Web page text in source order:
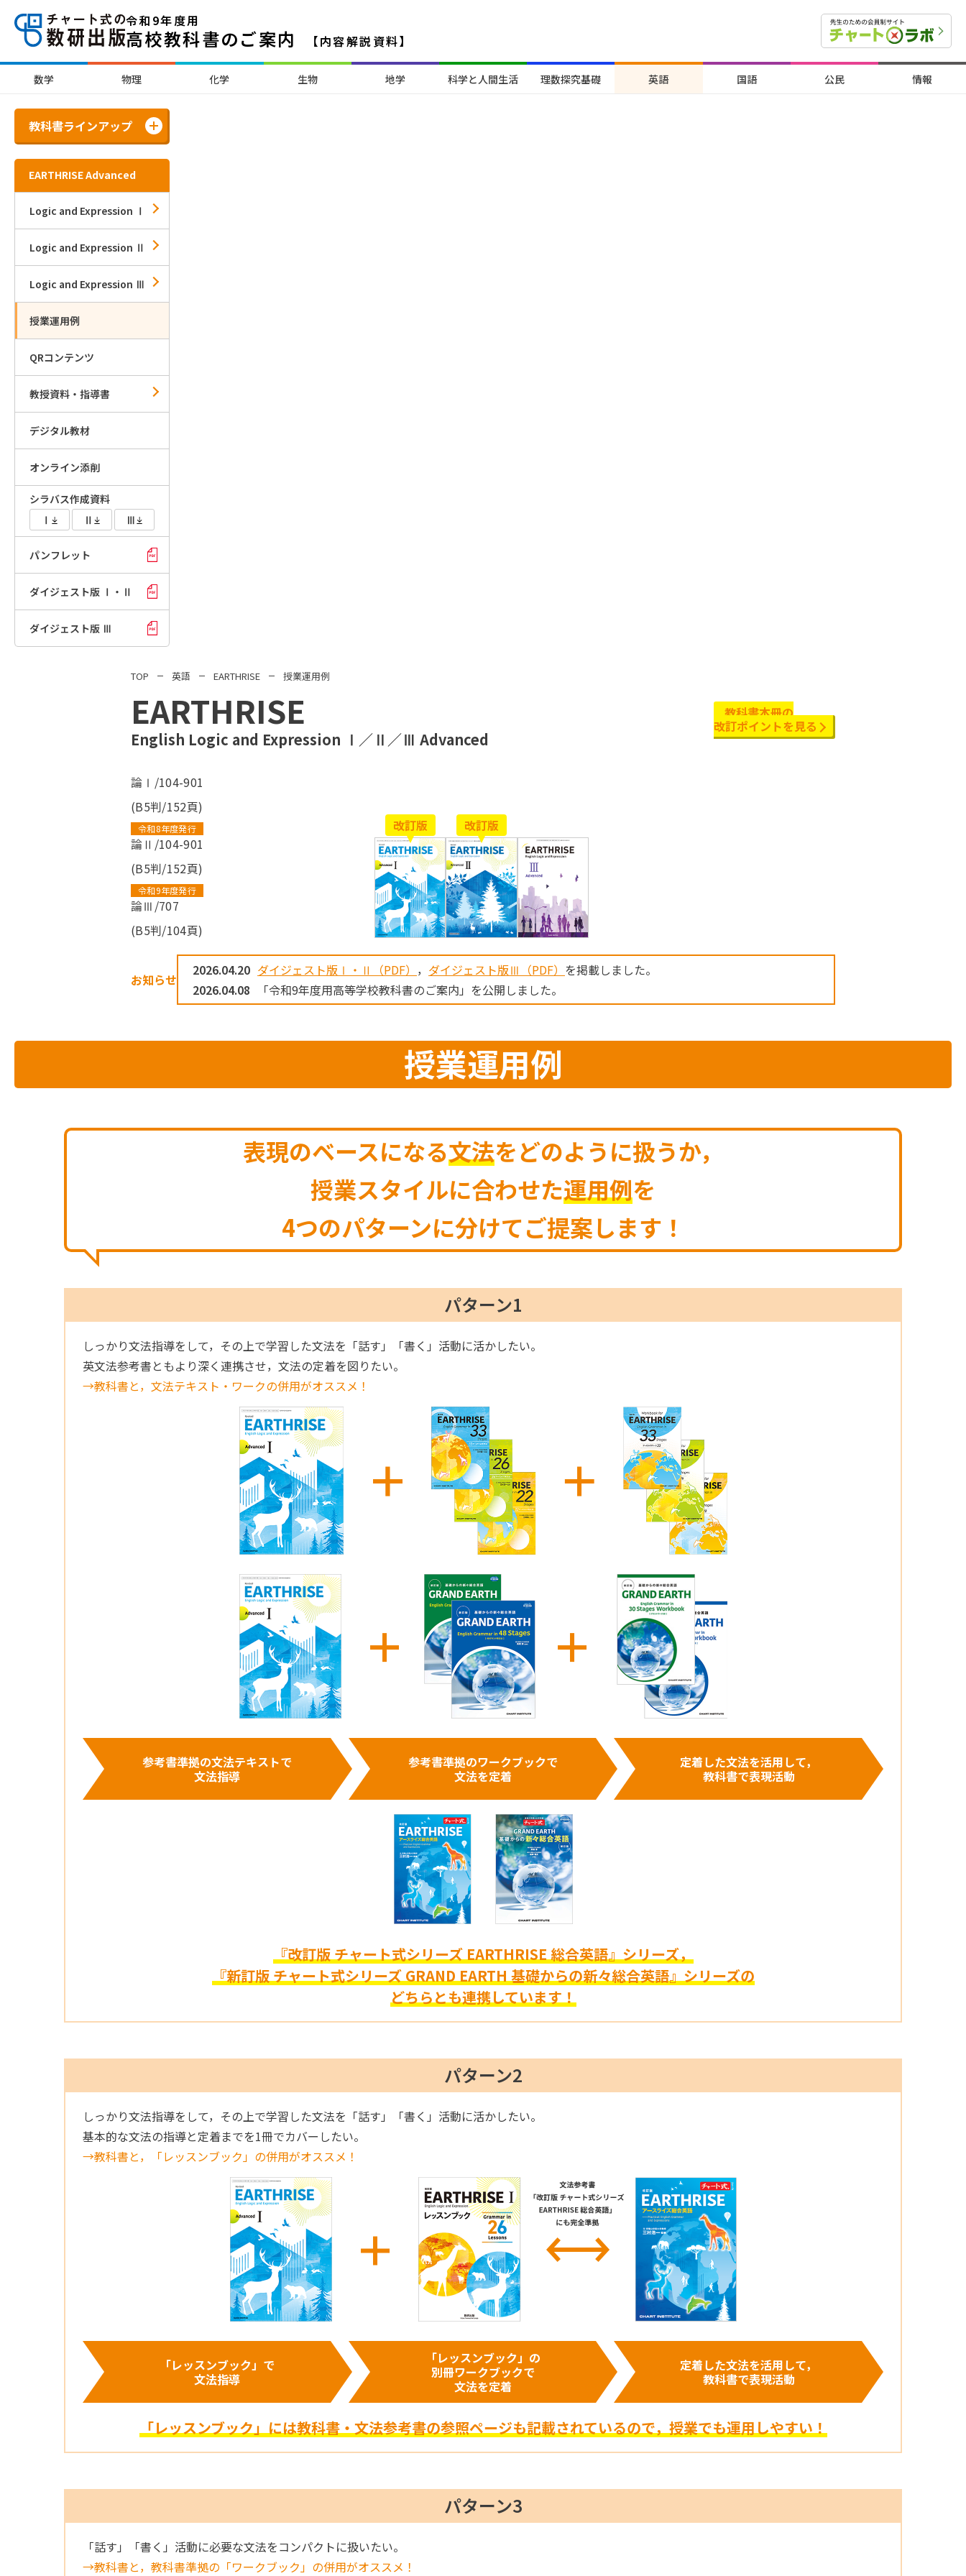
令和9年度用
高校教科書のご案内 【内容解説資料】
数学 物理 化学 生物 地学 科学と人間生活 理数探究基礎 英語 国語 公民 情報
教科書ラインアップ
EARTHRISE Advanced
Logic and Expression Ⅰ
Logic and Expression Ⅱ
Logic and Expression Ⅲ
授業運用例
QRコンテンツ
教授資料・指導書
デジタル教材
オンライン添削
シラバス作成資料
Ⅰ
Ⅱ Ⅲ
パンフレット
ダイジェスト版 Ⅰ・Ⅱ
ダイジェスト版 Ⅲ
TOP 英語 EARTHRISE 授業運用例
EARTHRISE
English Logic and Expression Ⅰ／Ⅱ／Ⅲ Advanced
教科書本冊の
改訂ポイントを見る
論Ⅰ/104-901
(B5判/152頁)
令和8年度発行
論Ⅱ/104-901
(B5判/152頁)
令和9年度発行
論Ⅲ/707
(B5判/104頁)
改訂版 改訂版
お知らせ
2026.04.20 ダイジェスト版Ⅰ・Ⅱ（PDF） ， ダイジェスト版Ⅲ（PDF） を掲載しました。
2026.04.08
「令和9年度用高等学校教科書のご案内」を公開しました。
授業運用例
表現のベースになる文法をどのように扱うか，
授業スタイルに合わせた運用例を
4つのパターンに分けてご提案します！
パターン1
しっかり文法指導をして，その上で学習した文法を「話す」「書く」活動に活かしたい。
英文法参考書ともより深く連携させ，文法の定着を図りたい。
→教科書と，文法テキスト・ワークの併用がオススメ！
参考書準拠の文法テキストで
文法指導
参考書準拠のワークブックで
文法を定着
定着した文法を活用して，
教科書で表現活動
『改訂版 チャート式シリーズ EARTHRISE 総合英語』シリーズ，
『新訂版 チャート式シリーズ GRAND EARTH 基礎からの新々総合英語』シリーズの
どちらとも連携しています！
パターン2
しっかり文法指導をして，その上で学習した文法を「話す」「書く」活動に活かしたい。
基本的な文法の指導と定着までを1冊でカバーしたい。
→教科書と，「レッスンブック」の併用がオススメ！
「レッスンブック」で
文法指導
「レッスンブック」の
別冊ワークブックで
文法を定着
定着した文法を活用して，
教科書で表現活動
「レッスンブック」には教科書・文法参考書の参照ページも記載されているので，授業でも運用しやすい！
パターン3
「話す」「書く」活動に必要な文法をコンパクトに扱いたい。
→教科書と，教科書準拠の「ワークブック」の併用がオススメ！